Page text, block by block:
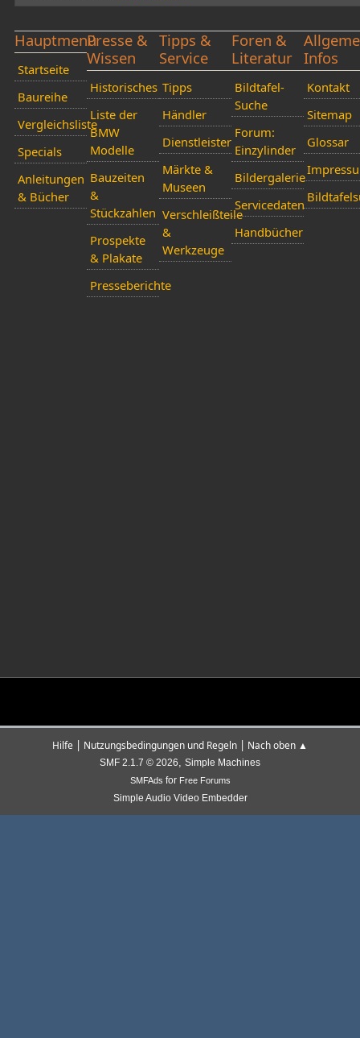
Hauptmenü
Startseite
Baureihe
Vergleichsliste
Specials
Anleitungen
& Bücher
Presse &
Wissen
Historisches
Liste der
BMW
Modelle
Bauzeiten
&
Stückzahlen
Prospekte
& Plakate
Presseberichte
Tipps &
Service
Tipps
Händler
Dienstleister
Märkte &
Museen
Verschleißteile
&
Werkzeuge
Foren &
Literatur
Bildtafel-
Suche
Forum:
Einzylinder
Bildergalerie
Servicedaten
Handbücher
Infos
Kontakt
Sitemap
Glossar
Hilfe | Nutzungsbedingungen und Regeln | Nach oben ▲
SMF 2.1.7 © 2026, Simple Machines
SMFAds for Free Forums
Simple Audio Video Embedder